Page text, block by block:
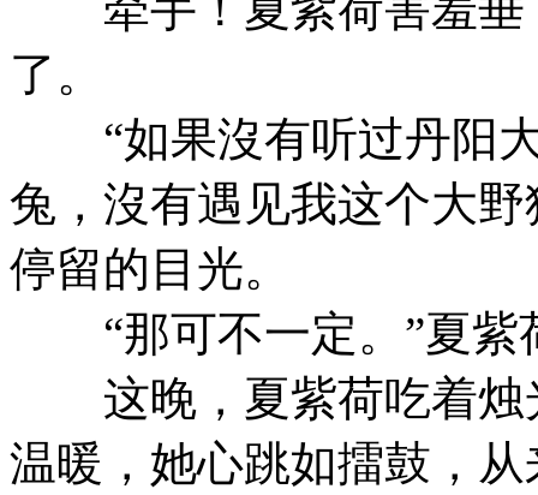
了。
“如果沒有听过丹阳大
兔，沒有遇见我这个大
停留的目光。
“那可不一定。”夏紫
这晚，夏紫荷吃着烛
温暖，她心跳如擂鼓，